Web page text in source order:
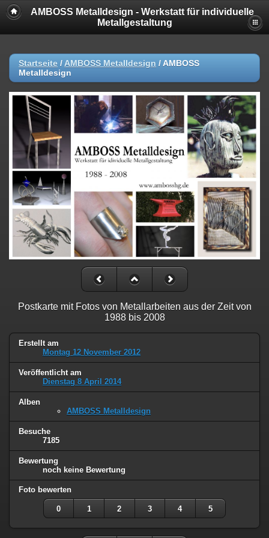
AMBOSS Metalldesign - Werkstatt für individuelle
Metallgestaltung
Startseite / AMBOSS Metalldesign / AMBOSS
Metalldesign
Postkarte mit Fotos von Metallarbeiten aus der Zeit von
1988 bis 2008
Erstellt am
Montag 12 November 2012
Veröffentlicht am
Dienstag 8 April 2014
Alben
AMBOSS Metalldesign
Besuche
7185
Bewertung
noch keine Bewertung
Foto bewerten
0 1 2 3 4 5